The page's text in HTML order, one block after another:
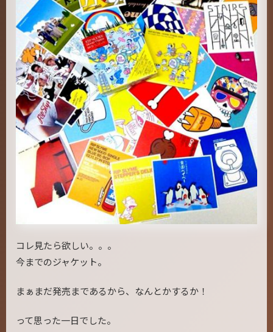
コレ見たら欲しい。。。
今までのジャケット。
まぁまだ発売まであるから、なんとかするか！
って思った一日でした。